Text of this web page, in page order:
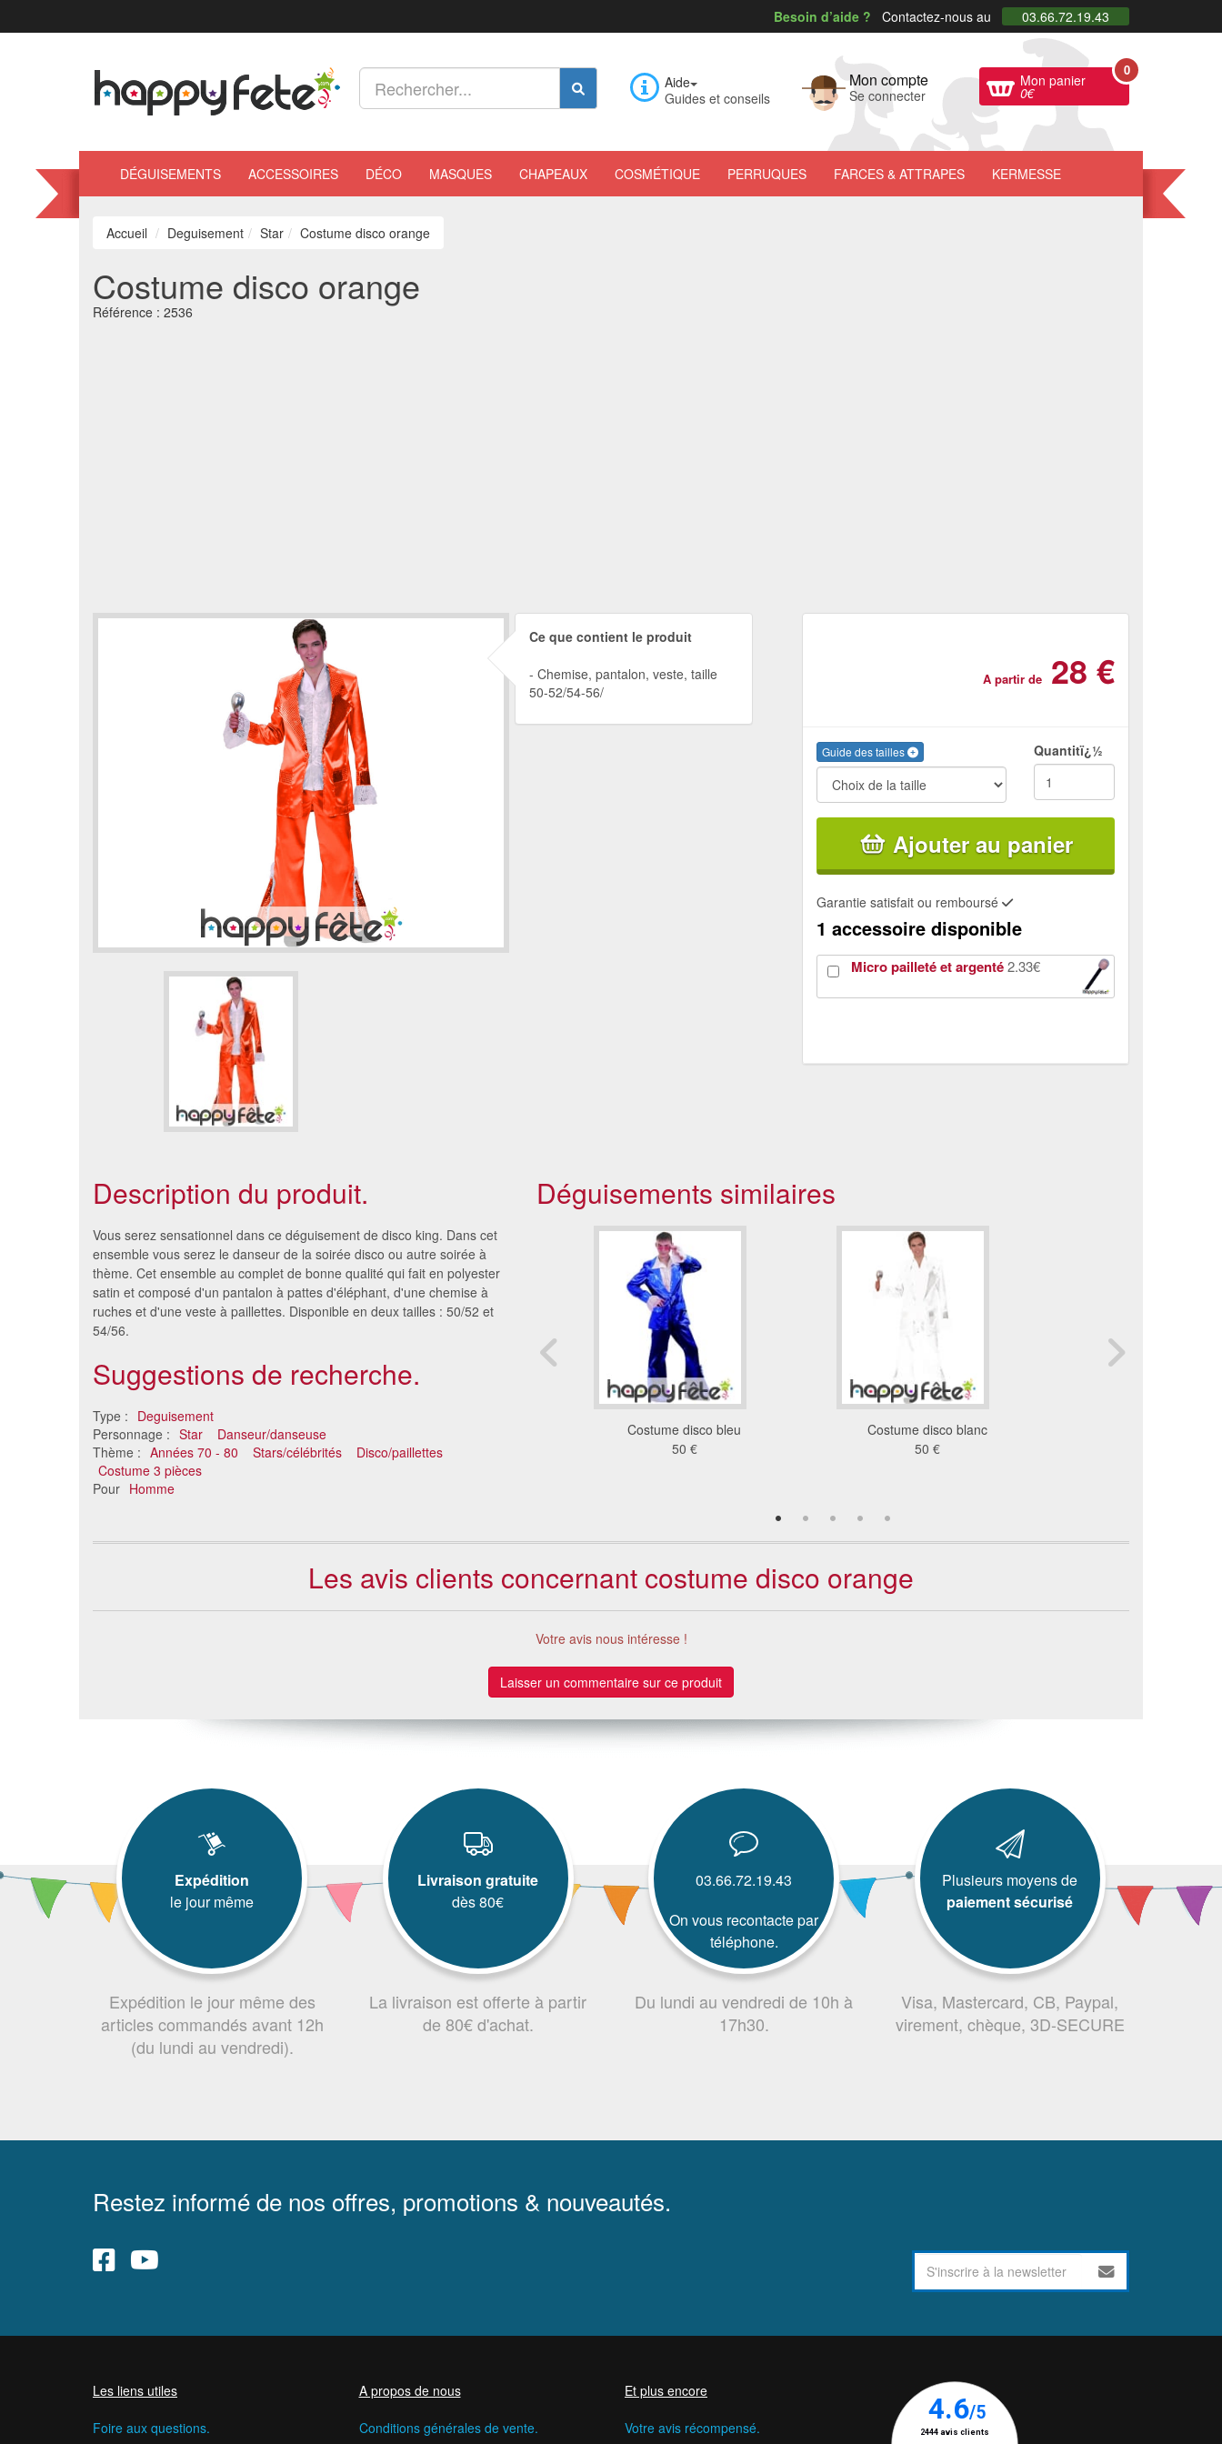
Besoin d’aide ? Contactez-nous au 03.66.72.19.43
Aide
Guides et conseils
Mon compte
Se connecter
Mon panier
0€
0
DÉGUISEMENTS ACCESSOIRES DÉCO MASQUES CHAPEAUX COSMÉTIQUE PERRUQUES FARCES & ATTRAPES KERMESSE
Accueil Deguisement Star Costume disco orange
Costume disco orange
Référence : 2536
Ce que contient le produit
Chemise, pantalon, veste, taille
50-52/54-56/
A partir de 28 €
Guide des tailles Quantitï¿½
Ajouter au panier
Garantie satisfait ou remboursé
1 accessoire disponible
Micro pailleté et argenté2.33€
Description du produit.
Vous serez sensationnel dans ce déguisement de disco king. Dans cet
ensemble vous serez le danseur de la soirée disco ou autre soirée à
thème. Cet ensemble au complet de bonne qualité qui fait en polyester
satin et composé d'un pantalon à pattes d'éléphant, d'une chemise à
ruches et d'une veste à paillettes. Disponible en deux tailles : 50/52 et
54/56.
Suggestions de recherche.
Type : Deguisement
Personnage : Star
Danseur/danseuse
Thème : Années 70 - 80 Stars/célébrités
Disco/paillettes
Costume 3 pièces
Pour Homme
Déguisements similaires
Déguisement elvis blanc
27 €
48 €
Costume disco bleu
50 €
Costume disco blanc
50 €
Les avis clients concernant costume disco orange
Votre avis nous intéresse !
Laisser un commentaire sur ce produit
Expédition
le jour même
Expédition le jour même des
articles commandés avant 12h
(du lundi au vendredi).
Livraison gratuite
dès 80€
La livraison est offerte à partir
de 80€ d'achat.
03.66.72.19.43
On vous recontacte par
téléphone.
Du lundi au vendredi de 10h à
17h30.
Plusieurs moyens de
paiement sécurisé
Visa, Mastercard, CB, Paypal,
virement, chèque, 3D-SECURE
Restez informé de nos offres, promotions & nouveautés.
Les liens utiles
Foire aux questions.
A propos de nous
Conditions générales de vente.
Et plus encore
Votre avis récompensé.